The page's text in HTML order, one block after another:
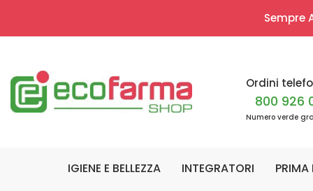
Sempre
Ordini
800 926
Numero verde
IGIENE E BELLEZZA INTEGRATORI PRIMA